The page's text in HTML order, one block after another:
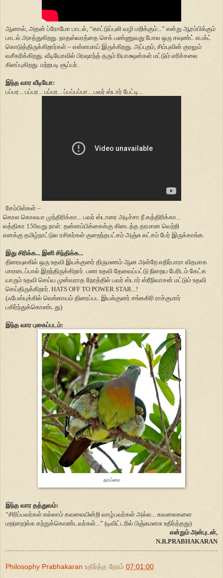
ஆனால், அதன் ப்ரோமோ பாடல், “காட்டுப்புலி வழி மறிக்கும்...” என்று ஆரம்பிக்கும்
பாடல் அசத்துகிறது. நாதஸ்வரத்தை செக் பண்ணுவது போல ஒரு சவுண்ட் எபக்ட்
கொடுத்திருக்கிறார்கள் – என்னமாய் இருக்கிறது. அப்புறம், சிம்புவின் குரலும்
வசீகரிக்கிறது. வீடியோவில் பிரஷாந்த் தரும் ரியாக்ஷன்கள் மட்டும் எரிச்சலை
கிளப்புகிறது. மற்றபடி சூப்பர்.
இந்த வார வீடியோ:
பப்பர... பப்பர... பப்பர... ப்பப்பப்பா... பவர் ஸ்டார் பேட்டி...
சேம்பிள்கள் –
கொல கொலயா முந்திரிக்கா... பவர் ஸ்டாரை அடிச்சா நீ கத்திரிக்கா...
லத்திகா 150வது நாள்: தன்னம்பிக்கைக்கு கிடைத்த தரமான வெற்றி
எனக்கு தமிழ்நாட்டுல ரசிகர்கள் குறைந்தபட்சம் அஞ்சு லட்சம் பேர் இருக்காங்க.
இது சிரிக்க... இனி சிந்திக்க...
திரையுலகில் ஒரு உதவி இயக்குனர் திருமணம் ஆன அன்றே எதிர்பாரா விதமாக
மாரடைப்பால் இறந்திருக்கிறார். பண உதவி தேவைப்பட்டு நிறைய பேரிடம் கேட்க
யாரும் உதவி செய்ய முன்வராத நேரத்தில் பவர் ஸ்டார் ஸ்ரீநிவாசன் மட்டும் உதவி
செய்திருக்கிறார். HATS OFF TO POWER STAR...!
(ஃபேஸ்புக்கில் வெங்காயம் திரைப்பட இயக்குனர் சங்ககிரி ராச்குமார்
பகிர்ந்துக்கொண்டது)
இந்த வார புகைப்படம்:
தாய்மை
இந்த வார தத்துவம்:
“சிரிப்பவர்கள் எல்லாம் கவலையின்றி வாழ்பவர்கள் அல்ல... கவலைகளை
மற(றை)க்க கற்றுக்கொண்டவர்கள்...” (டிவிட்டரில் பிஞ்சுமனசு உதிர்த்தது)
என்றும் அன்புடன்,
N.R.PRABHAKARAN
Philosophy Prabhakaran உதிர்த்த நேரம் 07:01:00